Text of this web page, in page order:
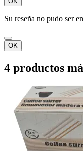
Su reseña no pudo ser
OK
4 productos